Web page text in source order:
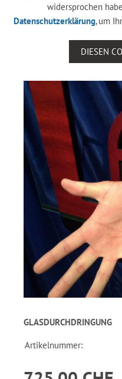
widersprochen
Datenschutzerklärung, um
DIESEN
GLASDURCHDRINGUNG
Artikelnummer: